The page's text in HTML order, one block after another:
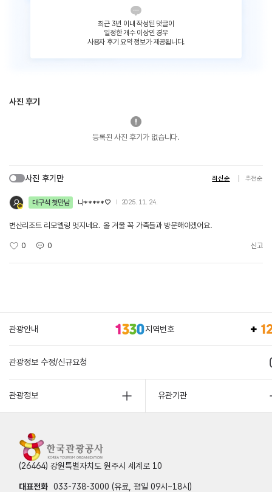
최근 3년 이내 작성된 댓글이
일정한 개수 이상인 경우
사용자 후기 요약 정보가 제공됩니다.
사진 후기
등록된 사진 후기가 없습니다.
사진 후기만 최신순 추천순
대구석 첫만남 나*****♡ 2025. 11. 24.
변산리조트 리모델링 멋지네요. 올 겨울 꼭 가족들과 방문해야겠어요.
0 0 신고
관광안내 지역번호
관광정보 수정/신규요청
관광정보 유관기관
(26464) 강원특별자치도 원주시 세계로 10
대표전화 033-738-3000 (유료, 평일 09시~18시)